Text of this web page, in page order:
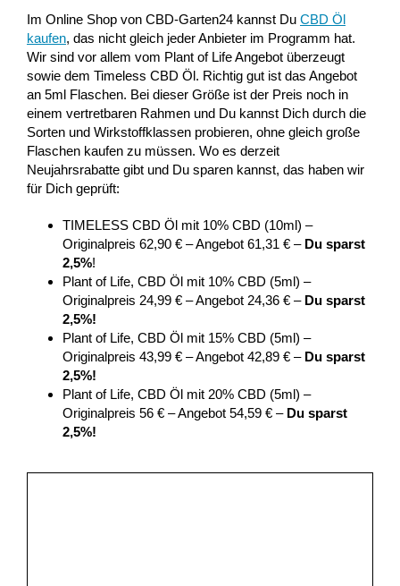
Im Online Shop von CBD-Garten24 kannst Du CBD Öl
kaufen, das nicht gleich jeder Anbieter im Programm hat.
Wir sind vor allem vom Plant of Life Angebot überzeugt
sowie dem Timeless CBD Öl. Richtig gut ist das Angebot
an 5ml Flaschen. Bei dieser Größe ist der Preis noch in
einem vertretbaren Rahmen und Du kannst Dich durch die
Sorten und Wirkstoffklassen probieren, ohne gleich große
Flaschen kaufen zu müssen. Wo es derzeit
Neujahrsrabatte gibt und Du sparen kannst, das haben wir
für Dich geprüft:
TIMELESS CBD Öl mit 10% CBD (10ml) –
Originalpreis 62,90 € – Angebot 61,31 € – Du sparst
2,5%!
Plant of Life, CBD Öl mit 10% CBD (5ml) –
Originalpreis 24,99 € – Angebot 24,36 € – Du sparst
2,5%!
Plant of Life, CBD Öl mit 15% CBD (5ml) –
Originalpreis 43,99 € – Angebot 42,89 € – Du sparst
2,5%!
Plant of Life, CBD Öl mit 20% CBD (5ml) –
Originalpreis 56 € – Angebot 54,59 € – Du sparst
2,5%!